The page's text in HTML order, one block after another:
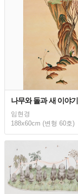
나무와 돌과 새 이야기
임현경
188x60cm (변형 60호)